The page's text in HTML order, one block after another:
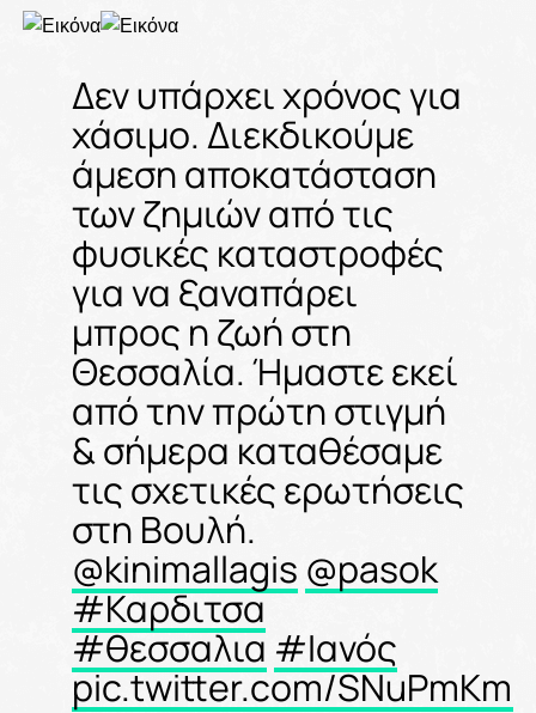
Δεν υπάρχει χρόνος για
χάσιμο. Διεκδικούμε
άμεση αποκατάσταση
των ζημιών από τις
φυσικές καταστροφές
για να ξαναπάρει
μπρος η ζωή στη
Θεσσαλία. Ήμαστε εκεί
από την πρώτη στιγμή
& σήμερα καταθέσαμε
τις σχετικές ερωτήσεις
στη Βουλή.
@kinimallagis @pasok
#Καρδιτσα
#θεσσαλια #Ιανός
pic.twitter.com/